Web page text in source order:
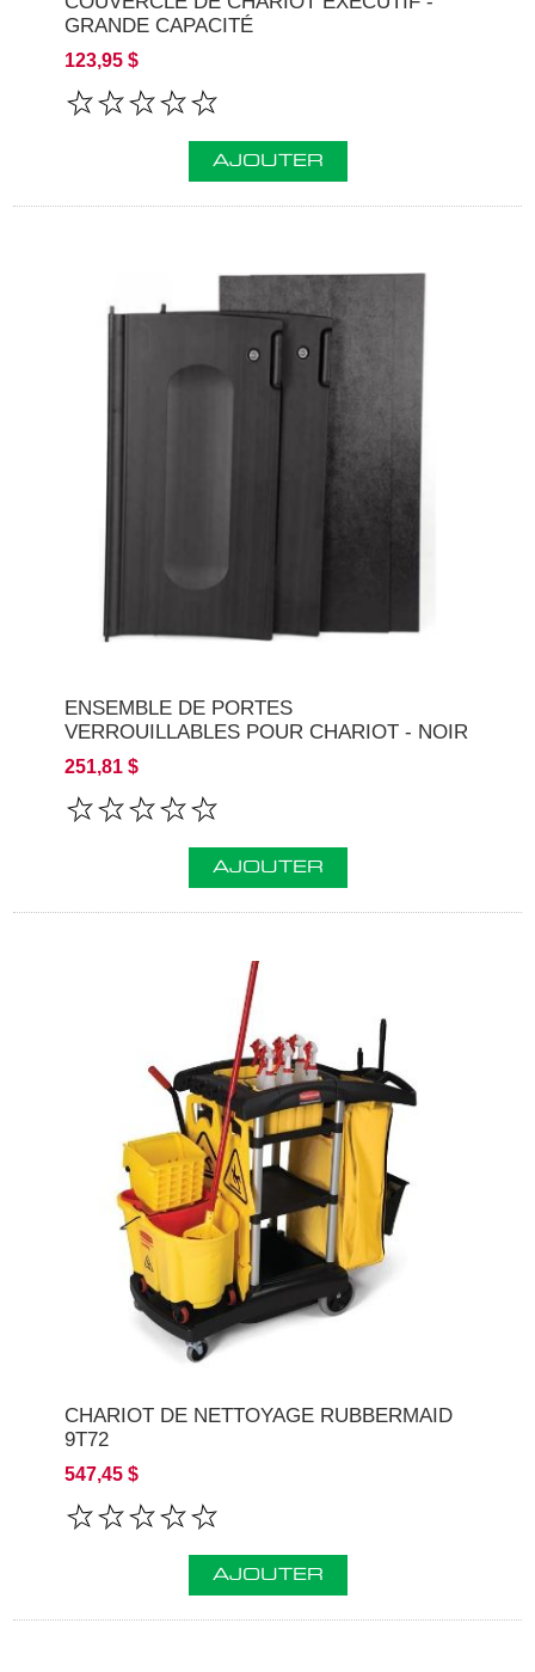
GRANDE CAPACITÉ
123,95 $
AJOUTER
ENSEMBLE DE PORTES
VERROUILLABLES POUR CHARIOT - NOIR
251,81 $
AJOUTER
CHARIOT DE NETTOYAGE RUBBERMAID
9T72
547,45 $
AJOUTER